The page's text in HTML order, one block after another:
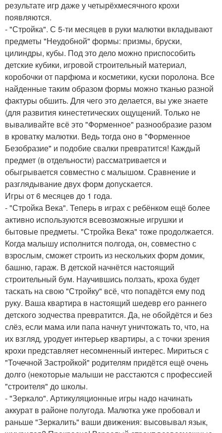
результате игр даже у четырёхмесячного крохи
появляются.
- "Стройка". С 5-ти месяцев в руки малютки вкладывают
предметы "Неудобной" формы: призмы, бруски,
цилиндры, кубы. Под это дело можно приспособить
детские кубики, игровой строительный материал,
коробочки от парфюма и косметики, куски поролона. Все
найденные таким образом формы можно тканью разной
фактуры обшить. Для чего это делается, вы уже знаете
(для развития кинестетических ощущений. Только не
вываливайте всё это "Форменное" разнообразие разом
в кроватку малютки. Ведь тогда оно в "Форменное
Безобразие" и подобие свалки превратится! Каждый
предмет (в отдельности) рассматривается и
обыгрывается совместно с малышом. Сравнение и
разглядывание двух форм допускается.
Игры от 6 месяцев до 1 года.
- "Стройка Века". Теперь в играх с ребёнком ещё более
активно используются всевозможные игрушки и
бытовые предметы. "Стройка Века" тоже продолжается.
Когда малышу исполнится полгода, он, совместно с
взрослым, сможет строить из нескольких форм домик,
башню, гараж. В детской начнётся настоящий
строительный бум. Научившись ползать, кроха будет
таскать на свою "Стройку" всё, что попадётся ему под
руку. Ваша квартира в настоящий шедевр его раннего
детского зодчества превратится. Да, не обойдётся и без
слёз, если мама или папа начнут уничтожать то, что, на
их взгляд, уродует интерьер квартиры, а с точки зрения
крохи представляет несомненный интерес. Мириться с
"Точечной Застройкой" родителям придётся ещё очень
долго (некоторые малыши не расстаются с профессией
"строителя" до школы.
- "Зеркало". Артикуляционные игры надо начинать
аккурат в районе полугода. Малютка уже пробовал и
раньше "Зеркалить" ваши движения: высовывал язык,